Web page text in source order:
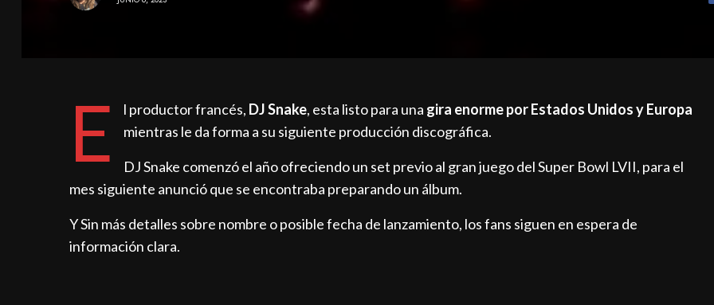
E l productor francés, DJ Snake, esta listo para una gira enorme por Estados Unidos y Europa
mientras le da forma a su siguiente producción discográfica.
DJ Snake comenzó el año ofreciendo un set previo al gran juego del Super Bowl LVII, para el
mes siguiente anunció que se encontraba preparando un álbum.
Y Sin más detalles sobre nombre o posible fecha de lanzamiento, los fans siguen en espera de
información clara.